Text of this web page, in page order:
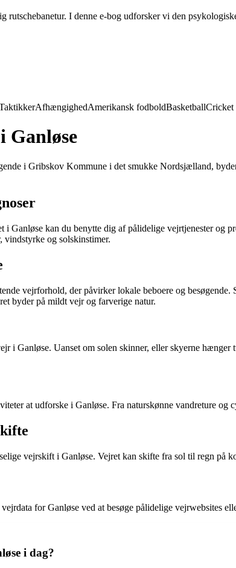
rutschebanetur. I denne e-bog udforsker vi den
AfhængighedAmerikansk fodboldBasketballCricket
Ganløse
i Gribskov Kommune i det smukke Nordsjælland,
i Ganløse kan du benytte dig af pålidelige vejrtjenester og
vindstyrke og solskinstimer.
vejrforhold, der påvirker lokale beboere og
byder på mildt vejr og farverige natur.
i Ganløse. Uanset om solen skinner, eller skyerne
at udforske i Ganløse. Fra naturskønne vandreture
vejrskift i Ganløse. Vejret kan skifte fra sol til regn på
for Ganløse ved at besøge pålidelige vejrwebsites
i dag?